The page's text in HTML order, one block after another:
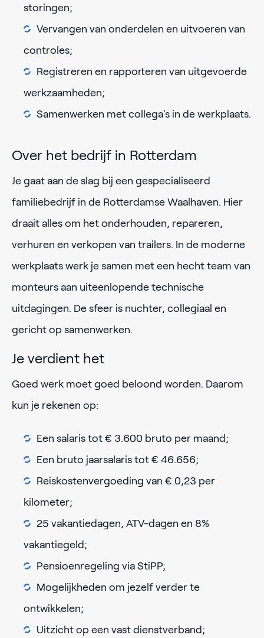
storingen;
Vervangen van onderdelen en uitvoeren van
controles;
Registreren en rapporteren van uitgevoerde
werkzaamheden;
Samenwerken met collega's in de werkplaats.
Over het bedrijf in Rotterdam
Je gaat aan de slag bij een gespecialiseerd
familiebedrijf in de Rotterdamse Waalhaven. Hier
draait alles om het onderhouden, repareren,
verhuren en verkopen van trailers. In de moderne
werkplaats werk je samen met een hecht team van
monteurs aan uiteenlopende technische
uitdagingen. De sfeer is nuchter, collegiaal en
gericht op samenwerken.
Je verdient het
Goed werk moet goed beloond worden. Daarom
kun je rekenen op:
Een salaris tot € 3.600 bruto per maand;
Een bruto jaarsalaris tot € 46.656;
Reiskostenvergoeding van € 0,23 per
kilometer;
25 vakantiedagen, ATV-dagen en 8%
vakantiegeld;
Pensioenregeling via StiPP;
Mogelijkheden om jezelf verder te
ontwikkelen;
Uitzicht op een vast dienstverband;